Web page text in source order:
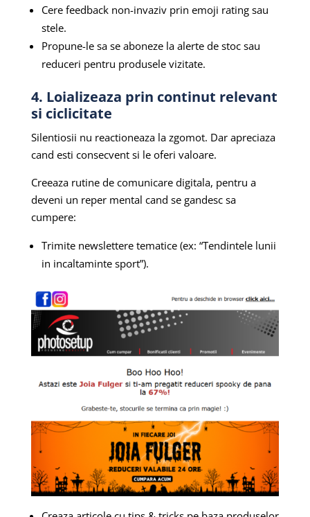
Cere feedback non-invaziv prin emoji rating sau
stele.
Propune-le sa se aboneze la alerte de stoc sau
reduceri pentru produsele vizitate.
4. Loializeaza prin continut relevant
si ciclicitate
Silentiosii nu reactioneaza la zgomot. Dar apreciaza
cand esti consecvent si le oferi valoare.
Creeaza rutine de comunicare digitala, pentru a
deveni un reper mental cand se gandesc sa
cumpere:
Trimite newslettere tematice (ex: “Tendintele lunii
in incaltaminte sport”).